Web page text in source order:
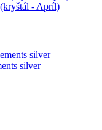
- Apríl)
silver